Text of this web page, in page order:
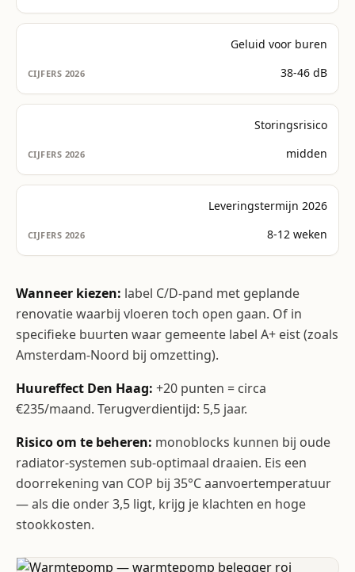
Geluid voor buren
38-46 dB
Storingsrisico
midden
Leveringstermijn 2026
8-12 weken
Wanneer kiezen: label C/D-pand met geplande
renovatie waarbij vloeren toch open gaan. Of in
specifieke buurten waar gemeente label A+ eist (zoals
Amsterdam-Noord bij omzetting).
Huureffect Den Haag: +20 punten = circa
€235/maand. Terugverdientijd: 5,5 jaar.
Risico om te beheren: monoblocks kunnen bij oude
radiator-systemen sub-optimaal draaien. Eis een
doorrekening van COP bij 35°C aanvoertemperatuur
— als die onder 3,5 ligt, krijg je klachten en hoge
stookkosten.